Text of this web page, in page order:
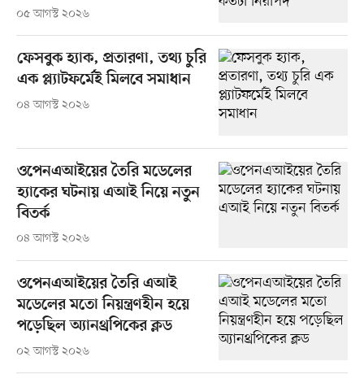
০৫ আগস্ট ২০২৬
ফেসবুক হ্যাক, প্রতারণা, তথ্য চুরি
এক প্ল্যাটফর্মেই মিলবে সমাধান
০৪ আগস্ট ২০২৬
ওপেনএআইয়ের তৈরি মডেলের
হ্যাকের ঘটনায় এআই নিয়ে নতুন
বিতর্ক
০৪ আগস্ট ২০২৬
ওপেনএআইয়ের তৈরি এআই
মডেলের মতো নিয়ন্ত্রণহীন হয়ে
পড়েছিল অ্যানথ্রপিকের ক্লড
০২ আগস্ট ২০২৬